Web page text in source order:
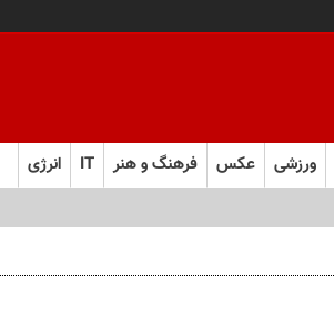
ورزشی عکس فرهنگ و هنر IT انرژی